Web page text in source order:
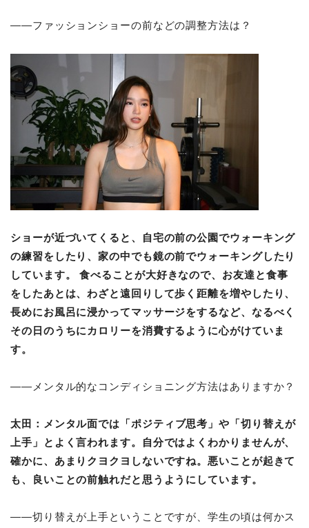
――ファッションショーの前などの調整方法は？
ショーが近づいてくると、自宅の前の公園でウォーキング
の練習をしたり、家の中でも鏡の前でウォーキングしたり
しています。食べることが大好きなので、お友達と食事
をしたあとは、わざと遠回りして歩く距離を増やしたり、
長めにお風呂に浸かってマッサージをするなど、なるべく
その日のうちにカロリーを消費するように心がけていま
す。
――メンタル的なコンディショニング方法はありますか？
太田： メンタル面では「ポジティブ思考」や「切り替えが
上手」とよく言われます。自分ではよくわかりませんが、
確かに、あまりクヨクヨしないですね。悪いことが起きて
も、良いことの前触れだと思うようにしています。
――切り替えが上手ということですが、学生の頃は何かス